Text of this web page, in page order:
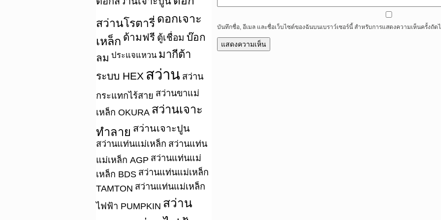
สว่านโรตารี่ ดอกเจาะ
เหล็ก ด้ามฟรี ตู้เชื่อม บ๊อก
ลม ประแจแหวน มากีต้า
ระบบ HEX สว่าน สว่าน
กระแทกไร้สาย สว่านขาแม่
เหล็ก OKURA สว่านเจาะ
ทำลาย สว่านเจาะปูน
สว่านแท่นแม่เหล็ก สว่านแท่น
แม่เหล็ก AGP สว่านแท่นแม่
เหล็ก BDS สว่านแท่นแม่เหล็ก
TAMTON สว่านแท่นแม่เหล็ก
ไฟฟ้า PUMPKIN สว่าน
บันทึกชื่อ, อีเมล และชื่อเว็บไซต์ของฉันบนเบราว์เซอร์นี้ สำหรับการแสดงความเห็นครั้งถัด